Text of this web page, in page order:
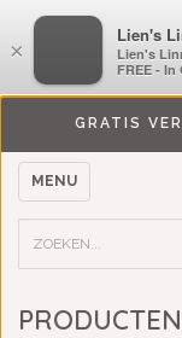
GRATIS
MENU
×
Lien's
FREE -
×
Lien's
Lien's
FREE -